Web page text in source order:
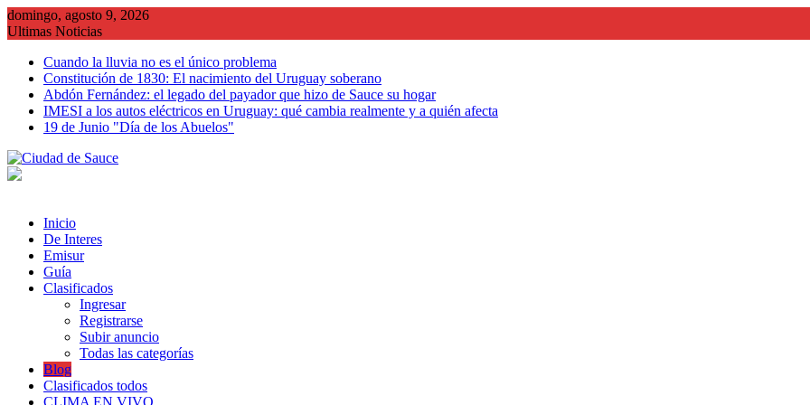
Saltar
al
domingo, agosto 9, 2026
Ultimas Noticias
Cuando la lluvia no es el único problema
Constitución de 1830: El nacimiento del Uruguay soberano
Abdón Fernández: el legado del payador que hizo de Sauce su hogar
IMESI a los autos eléctricos en Uruguay: qué cambia realmente y a quién afecta
19 de Junio "Día de los Abuelos"
Inicio
De Interes
Emisur
Guía
Clasificados
Ingresar
Registrarse
Subir anuncio
Todas las categorías
Blog
Clasificados todos
CLIMA EN VIVO